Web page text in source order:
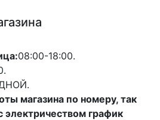
08:00-18:00.
магазина по номеру, так
электричеством график